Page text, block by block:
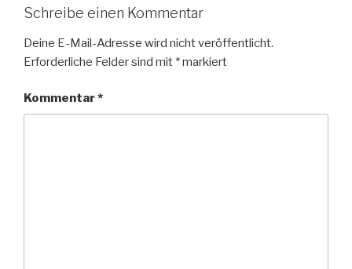
Schreibe einen Kommentar
Deine E-Mail-Adresse wird nicht veröffentlicht.
Erforderliche Felder sind mit *markiert
Kommentar*